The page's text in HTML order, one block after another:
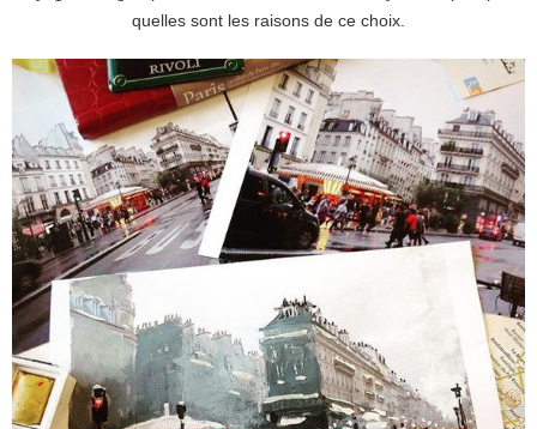
quelles sont les raisons de ce choix.